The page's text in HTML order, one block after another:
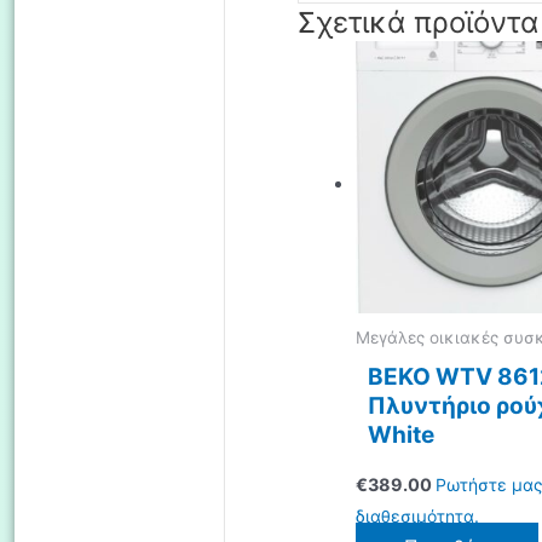
Σχετικά προϊόντα
Μεγάλες οικιακές
BEKO WTV
Πλυντήριο
White
€389.00 Ρωτήστε μας
διαθεσιμότητα.